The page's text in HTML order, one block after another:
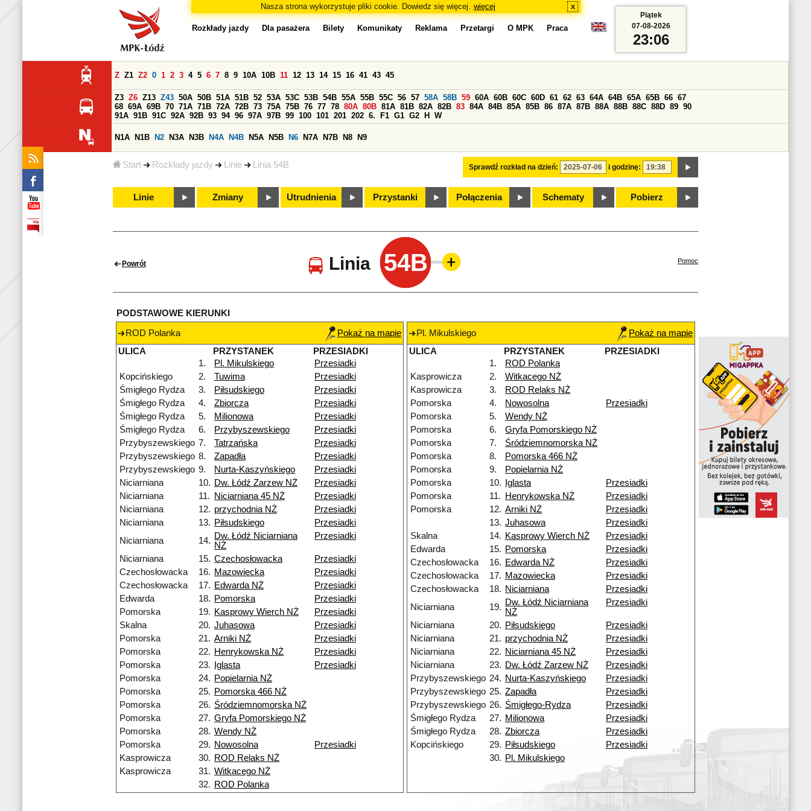
Nasza strona wykorzystuje pliki cookie. Dowiedz się więcej. więcej x
Start Rozkłady jazdy Linie Linia 54B
Rozkłady jazdy Dla pasażera Bilety Komunikaty Reklama Przetargi O MPK Praca
Sprawdź rozkład na dzień: i godzinę:
Z Z1 Z2 0 1 2 3 4 5 6 7 8 9 10A 10B 11 12 13 14 15 16 41 43 45
Z3 Z6 Z13 Z43 50A 50B 51A 51B 52 53A 53C 53B 54B 55A 55B 55C 56 57 58A 58B 59 60A 60B 60C 60D 61 62 63 64A 64B 65A 65B 66 67
68 69A 69B 70 71A 71B 72A 72B 73 75A 75B 76 77 78 80A 80B 81A 81B 82A 82B 83 84A 84B 85A 85B 86 87A 87B 88A 88B 88C 88D 89 90
91A 91B 91C 92A 92B 93 94 96 97A 97B 99 100 101 201 202 6. F1 G1 G2 H W
N1A N1B N2 N3A N3B N4A N4B N5A N5B N6 N7A N7B N8 N9
Linie Zmiany Utrudnienia Przystanki Połączenia Schematy Pobierz
Piątek
07-08-2026
23:06
Powrót Linia 54B Pomoc
PODSTAWOWE KIERUNKI
ROD Polanka
Pokaż na mapie
ULICA
PRZYSTANEK
PRZESIADKI
1.
Pl. Mikulskiego
Przesiadki
Kopcińskiego
2. Tuwima
Przesiadki
Śmigłego Rydza
3. Piłsudskiego
Przesiadki
Śmigłego Rydza
4. Zbiorcza
Przesiadki
Śmigłego Rydza
5. Milionowa
Przesiadki
Śmigłego Rydza
6. Przybyszewskiego
Przesiadki
Przybyszewskiego 7. Tatrzańska
Przesiadki
Przybyszewskiego 8. Zapadła
Przesiadki
Przybyszewskiego 9. Nurta-Kaszyńskiego
Przesiadki
Niciarniana
10. Dw. Łódź Zarzew NŻ
Przesiadki
Niciarniana
11. Niciarniana 45 NŻ
Przesiadki
Niciarniana
12. przychodnia NŻ
Przesiadki
Niciarniana
13. Piłsudskiego
Przesiadki
Niciarniana
14. Dw. Łódź Niciarniana
NŻ
Przesiadki
Niciarniana 15. Czechosłowacka
Przesiadki
Czechosłowacka
16. Mazowiecka
Przesiadki
Czechosłowacka
17. Edwarda NŻ
Przesiadki
Edwarda
18. Pomorska
Przesiadki
Pomorska
19. Kasprowy Wierch NŻ
Przesiadki
Skalna
20. Juhasowa
Przesiadki
Pomorska
21. Arniki NŻ
Przesiadki
Pomorska
22. Henrykowska NŻ
Przesiadki
Pomorska
23. Iglasta
Przesiadki
Pomorska
24. Popielarnia NŻ
Pomorska
25. Pomorska 466 NŻ
Pomorska
26. Śródziemnomorska NŻ
Pomorska
27. Gryfa Pomorskiego NŻ
Pomorska
28. Wendy NŻ
Pomorska
29. Nowosolna
Przesiadki
Kasprowicza
30. ROD Relaks NŻ
Kasprowicza
31. Witkacego NŻ
32. ROD Polanka
Pl. Mikulskiego
Pokaż na mapie
ULICA
PRZYSTANEK
PRZESIADKI
1.
ROD Polanka
Kasprowicza
2.
Witkacego NŻ
Kasprowicza
3.
ROD Relaks NŻ
Pomorska
4. Nowosolna
Przesiadki
Pomorska
5.
Wendy NŻ
Pomorska
6.
Gryfa Pomorskiego NŻ
Pomorska
7.
Śródziemnomorska NŻ
Pomorska
8.
Pomorska 466 NŻ
Pomorska
9.
Popielarnia NŻ
Pomorska
10. Iglasta
Przesiadki
Pomorska
11. Henrykowska NŻ
Przesiadki
Pomorska
12. Arniki NŻ
Przesiadki
13. Juhasowa
Przesiadki
Skalna
14. Kasprowy Wierch NŻ
Przesiadki
Edwarda
15. Pomorska
Przesiadki
Czechosłowacka
16. Edwarda NŻ
Przesiadki
Czechosłowacka
17. Mazowiecka
Przesiadki
Czechosłowacka
18. Niciarniana
Przesiadki
Niciarniana
19. Dw. Łódź Niciarniana
NŻ
Przesiadki
Niciarniana 20. Piłsudskiego
Przesiadki
Niciarniana
21. przychodnia NŻ
Przesiadki
Niciarniana
22. Niciarniana 45 NŻ
Przesiadki
Niciarniana
23. Dw. Łódź Zarzew NŻ
Przesiadki
Przybyszewskiego 24. Nurta-Kaszyńskiego
Przesiadki
Przybyszewskiego 25. Zapadła
Przesiadki
Przybyszewskiego 26. Śmigłego-Rydza
Przesiadki
Śmigłego Rydza
27. Milionowa
Przesiadki
Śmigłego Rydza
28. Zbiorcza
Przesiadki
Kopcińskiego
29. Piłsudskiego
Przesiadki
30. Pl. Mikulskiego